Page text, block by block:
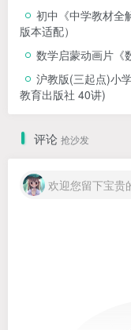
初中《中学教材全
版本适配）
数学启蒙动画片《
沪教版(三起点)小
教育出版社 40讲)
评论 抢沙发
欢迎您留下宝贵